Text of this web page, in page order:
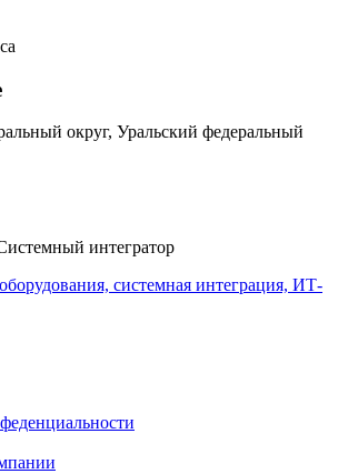
округ, Уральский федеральный
интегратор
системная интеграция, ИТ-